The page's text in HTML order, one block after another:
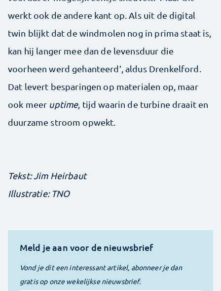
werkt ook de andere kant op. Als uit de digital
twin blijkt dat de windmolen nog in prima staat is,
kan hij langer mee dan de levensduur die
voorheen werd gehanteerd’, aldus Drenkelford.
Dat levert besparingen op materialen op, maar
ook meer uptime, tijd waarin de turbine draait en
duurzame stroom opwekt.
Tekst: Jim Heirbaut
Illustratie: TNO
Meld je aan voor de nieuwsbrief
Vond je dit een interessant artikel, abonneer je dan
gratis op onze wekelijkse nieuwsbrief.